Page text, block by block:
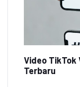
Video TikTok
Terbaru